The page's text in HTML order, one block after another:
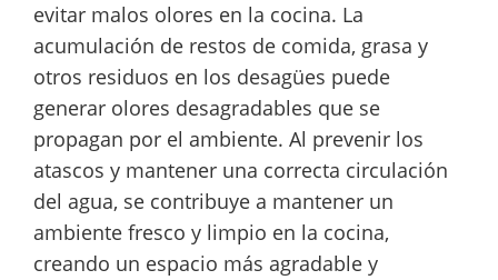
evitar malos olores en la cocina. La
acumulación de restos de comida, grasa y
otros residuos en los desagües puede
generar olores desagradables que se
propagan por el ambiente. Al prevenir los
atascos y mantener una correcta circulación
del agua, se contribuye a mantener un
ambiente fresco y limpio en la cocina,
creando un espacio más agradable y